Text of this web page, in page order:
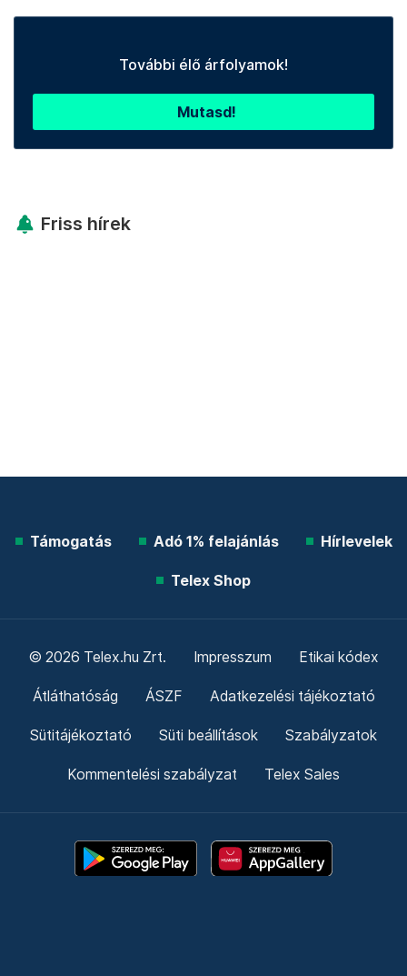
További élő árfolyamok!
Mutasd!
Friss hírek
Támogatás Adó 1% felajánlás Hírlevelek
Telex Shop
© 2026 Telex.hu Zrt. Impresszum Etikai kódex
Átláthatóság ÁSZF Adatkezelési tájékoztató
Sütitájékoztató Süti beállítások Szabályzatok
Kommentelési szabályzat Telex Sales